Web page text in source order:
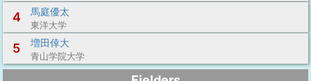
4 馬庭優太
東洋大学
5 増田倖大
青山学院大学